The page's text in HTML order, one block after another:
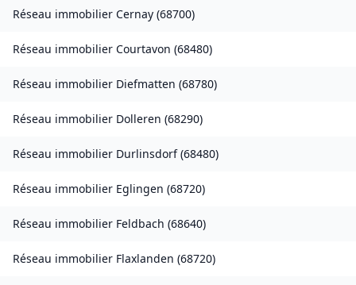
Réseau immobilier Cernay (68700)
Réseau immobilier Courtavon (68480)
Réseau immobilier Diefmatten (68780)
Réseau immobilier Dolleren (68290)
Réseau immobilier Durlinsdorf(68480)
Réseau immobilier Eglingen (68720)
Réseau immobilier Feldbach (68640)
Réseau immobilier Flaxlanden (68720)